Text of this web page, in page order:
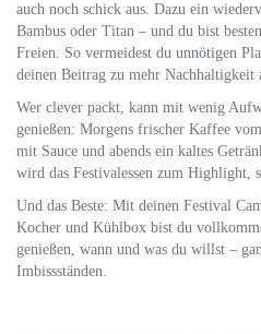
auch noch schick aus. Dazu ein
Bambus oder Titan – und du bist
Freien. So vermeidest du unnötigen
deinen Beitrag zu mehr Nachhaltigkeit
Wer clever packt, kann mit wenig
genießen: Morgens frischer Kaffee
mit Sauce und abends ein kaltes
wird das Festivalessen zum Highlight,
Und das Beste: Mit deinen Festival
Kocher und Kühlbox bist du
genießen, wann und was du willst –
Imbissständen.